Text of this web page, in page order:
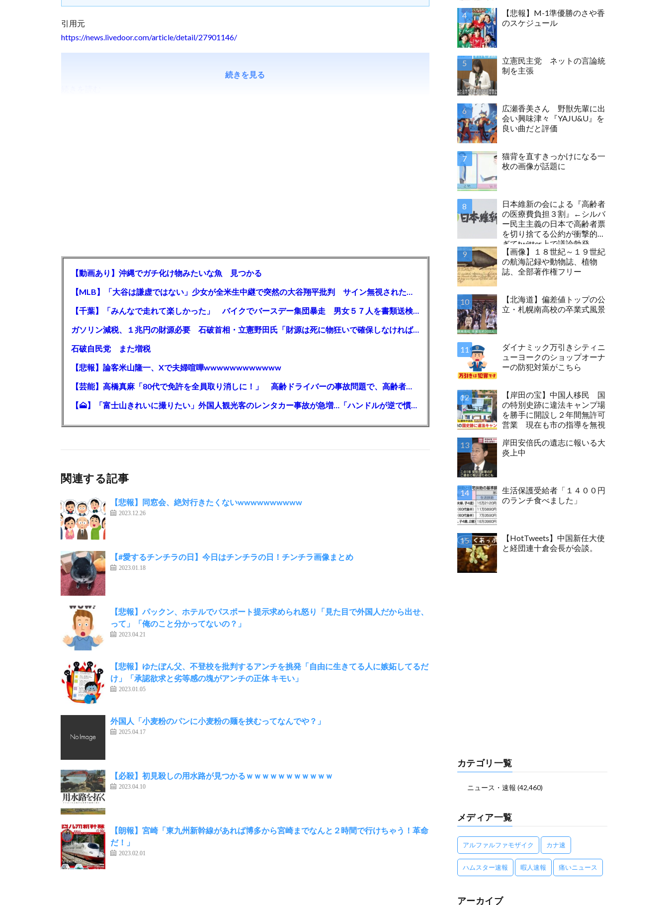
引用元
https://news.livedoor.com/article/detail/27901146/
続きを見る
【動画あり】沖縄でガチ化け物みたいな魚 見つかる
【MLB】「大谷は謙虚ではない」少女が全米生中継で突然の大谷翔平批判 サイン無視された過去明かす
【千葉】「みんなで走れて楽しかった」 バイクでバースデー集団暴走 男女５７人を書類送検 SNSで参加者募る
ガソリン減税、１兆円の財源必要 石破首相・立憲野田氏「財源は死に物狂いで確保しなければならない」「本当に死に物狂いで」
石破自民党 また増税
【悲報】論客米山隆一、Xで夫婦喧嘩wwwwwwwwwwww
【芸能】高橋真麻「80代で免許を全員取り消しに！」 高齢ドライバーの事故問題で、高齢者の運転免許取り消し法を提案
【🗻】「富士山きれいに撮りたい」外国人観光客のレンタカー事故が急増…「ハンドルが逆で慣れず」、道の狭さも
関連する記事
【悲報】同窓会、絶対行きたくないwwwwwwwwww
2023.12.26
【#愛するチンチラの日】今日はチンチラの日！チンチラ画像まとめ
2023.01.18
【悲報】パックン、ホテルでパスポート提示求められ怒り「見た目で外国人だから出せ、
って」「俺のこと分かってないの？」
2023.04.21
【悲報】ゆたぼん父、不登校を批判するアンチを挑発「自由に生きてる人に嫉妬してるだ
け」「承認欲求と劣等感の塊がアンチの正体 キモい」
2023.01.05
外国人「小麦粉のパンに小麦粉の麺を挟むってなんでや？」
2025.04.17
【必殺】初見殺しの用水路が見つかるｗｗｗｗｗｗｗｗｗｗｗ
2023.04.10
【朗報】宮崎「東九州新幹線があれば博多から宮崎までなんと２時間で行けちゃう！革命
だ！」
2023.02.01
【悲報】M-1準優勝のさや香
のスケジュール
立憲民主党 ネットの言論統
制を主張
広瀬香美さん 野獣先輩に出
会い興味津々『YAJU&U』を
良い曲だと評価
猫背を直すきっかけになる一
枚の画像が話題に
日本維新の会による『高齢者
の医療費負担３割』←シルバ
ー民主主義の日本で高齢者票
を切り捨てる公約が衝撃的す
ぎてtwitter上で議論勃発
【画像】１８世紀～１９世紀
の航海記録や動物誌、植物
誌、全部著作権フリー
【北海道】偏差値トップの公
立・札幌南高校の卒業式風景
ダイナミック万引きシティニ
ューヨークのショップオーナ
ーの防犯対策がこちら
【岸田の宝】中国人移民 国
の特別史跡に違法キャンプ場
を勝手に開設し２年間無許可
営業 現在も市の指導を無視
岸田安倍氏の遺志に報いる大
炎上中
生活保護受給者「１４００円
のランチ食べました」
【HotTweets】中国新任大使
と経団連十倉会長が会談。
カテゴリ一覧
ニュース・速報 (42,460)
メディア一覧
アルファルファモザイク カナ速
ハムスター速報 暇人速報 痛いニュース
アーカイブ